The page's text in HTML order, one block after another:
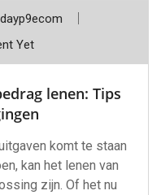
Yet
lenen: Tips
komt te staan
kan het lenen van
zijn. Of het nu